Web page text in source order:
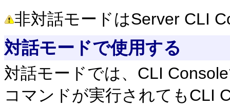
非対話モードはServer CLI
対話モードで使用する
対話モードでは、CLI
コマンドが実行されてもCLI